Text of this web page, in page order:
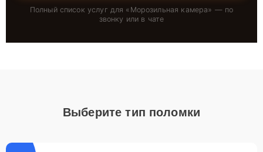
Полный список услуг для « Морозильная камера» — по
звонку или в чате
Выберите тип поломки